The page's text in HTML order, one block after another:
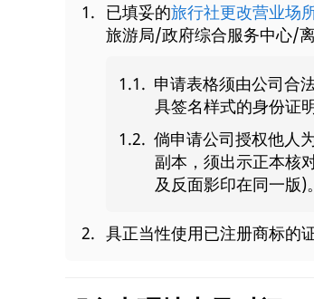
已填妥的旅行社更改营业场
旅游局/政府综合服务中心/
申请表格须由公司合
具签名样式的身份证
倘申请公司授权他人
副本，须出示正本核
及反面影印在同一版)。
具正当性使用已注册商标的